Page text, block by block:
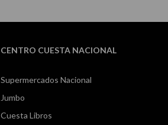
CENTRO CUESTA NACIONAL
Supermercados Nacional
Jumbo
Cuesta Libros